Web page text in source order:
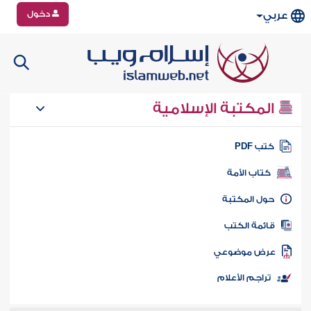
عربي دخول
المكتبة الإسلامية
كتب PDF
كتاب الأمة
المكتبة
الكتب
موضوعي